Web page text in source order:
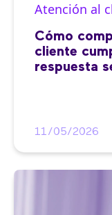
Atención al
Cómo
cliente
respuesta
11/05/2026